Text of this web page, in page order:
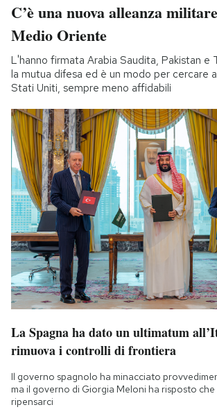
C’è una nuova alleanza
Medio Oriente
L'hanno firmata Arabia Saudita, Pakistan e
la mutua difesa ed è un modo per cercare
Stati Uniti, sempre meno affidabili
La Spagna ha dato un ultimatum
rimuova i controlli di frontiera
Il governo spagnolo ha minacciato
ma il governo di Giorgia Meloni ha risposto
ripensarci